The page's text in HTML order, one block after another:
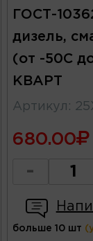
ГОСТ-
дизель,
(от -50С
КВАРТ
Артикул :
680.00
-
больше 10 шт